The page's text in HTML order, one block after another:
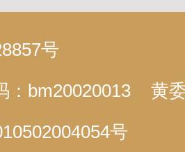
号
：bm20020013
黄
号